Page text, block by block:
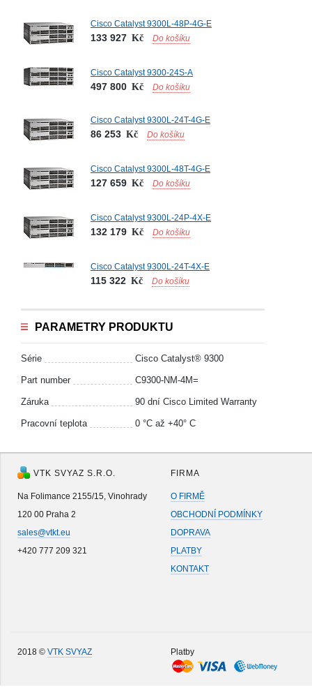
Cisco Catalyst 9300L-48P-4G-E
133 927 Kč Do košíku
Cisco Catalyst 9300-24S-A
497 800 Kč Do košíku
Cisco Catalyst 9300L-24T-4G-E
86 253 Kč Do košíku
Cisco Catalyst 9300L-48T-4G-E
127 659 Kč Do košíku
Cisco Catalyst 9300L-24P-4X-E
132 179 Kč Do košíku
Cisco Catalyst 9300L-24T-4X-E
115 322 Kč Do košíku
PARAMETRY PRODUKTU
Série Cisco Catalyst® 9300
Part number C9300-NM-4M=
Záruka 90 dní Cisco Limited Warranty
Pracovní teplota 0 °C až +40° C
VTK SVYAZ S.R.O.
Na Folimance 2155/15, Vinohrady
120 00 Praha 2
sales@vtkt.eu
+420 777 209 321
FIRMA
O FIRMĚ
OBCHODNÍ PODMÍNKY
DOPRAVA
PLATBY
KONTAKT
2018 © VTK SVYAZ Platby